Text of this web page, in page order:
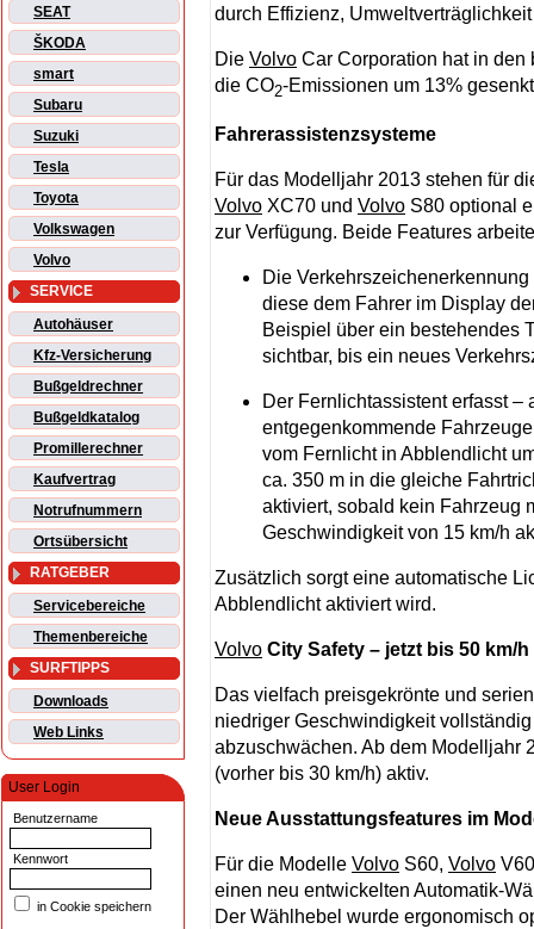
SEAT
ŠKODA
smart
Subaru
Suzuki
Tesla
Toyota
Volkswagen
Volvo
SERVICE
Autohäuser
Kfz-Versicherung
Bußgeldrechner
Bußgeldkatalog
Promillerechner
Kaufvertrag
Notrufnummern
Ortsübersicht
RATGEBER
Servicebereiche
Themenbereiche
SURFTIPPS
Downloads
Web Links
User Login
Benutzername
Kennwort
in Cookie speichern
durch Effizienz,
Die Volvo Car Corporation hat in
die CO2-Emissionen um 13%
Fahrerassistenzsysteme
Für das Modelljahr 2013 stehen für
Volvo XC70 und Volvo S80 optional
zur Verfügung. Beide Features
Die
diese dem Fahrer im Display
Beispiel über ein bestehendes
sichtbar, bis ein neues
Der Fernlichtassistent erfasst –
entgegenkommende
vom Fernlicht in Abblendlicht
ca. 350 m in die gleiche
aktiviert, sobald kein Fahrzeug
Geschwindigkeit von 15 km/h
Zusätzlich sorgt eine automatische
Abblendlicht aktiviert wird.
Volvo City Safety – jetzt bis 50 km/
Das vielfach preisgekrönte und
niedriger Geschwindigkeit
abzuschwächen. Ab dem Modelljahr
(vorher bis 30 km/h) aktiv.
Neue Ausstattungsfeatures im
Für die Modelle Volvo S60, Volvo
einen neu entwickelten Automatik-
Der Wählhebel wurde ergonomisch